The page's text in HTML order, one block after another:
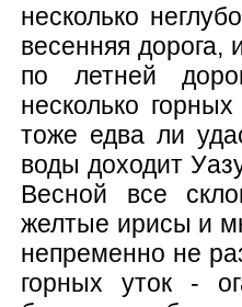
несколько
весенняя дорога,
по летней
несколько
тоже едва ли
воды доходит
Весной все
желтые ирисы и
непременно не
горных уток -